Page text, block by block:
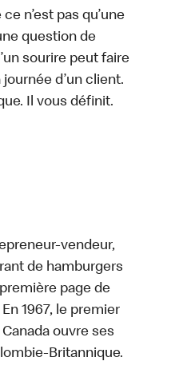
n’est pas qu’une
question de
sourire peut faire
d’un client.
Il vous définit.
vendeur,
de hamburgers
page de
1967, le premier
ouvre ses
Britannique.